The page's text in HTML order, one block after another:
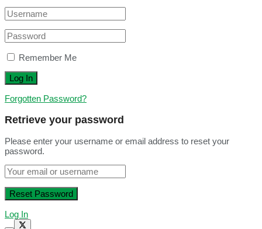
Remember Me
Forgotten Password?
Retrieve your password
Please enter your username or email address to reset your
password.
Log In